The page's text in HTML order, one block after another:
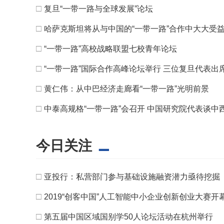
□ 复旦“一带一路与全球发展”论坛
□ 哈萨克斯坦将从与中国的“一带一路”合作中大大受益
□ “一带一路”高校战略联盟七校青年论坛
□ “一带一路”国际合作高峰论坛举行 三位复旦代表出
□ 黄仁伟：从中巴经济走廊看“一带一路”光明前景
□ 中泰高规格“一带一路”会召开 中国研究院代表谈中
今日关注
□ 亚投行：私营部门参与基础设施融资潜力亟待挖掘
□ 2019“创客中国”人工智能中小企业创新创业大赛开
□ 第五届中国区域国别学50人论坛活动在杭州举行